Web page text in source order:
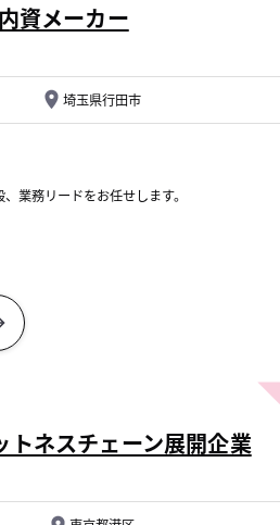
資メーカー
埼玉県行田市
業務リードをお任せします。
トネスチェーン展開企業